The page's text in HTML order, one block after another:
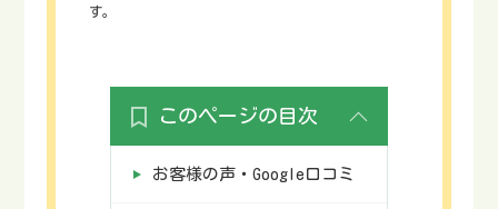
す。
このページの目次
お客様の声・Google口コミ